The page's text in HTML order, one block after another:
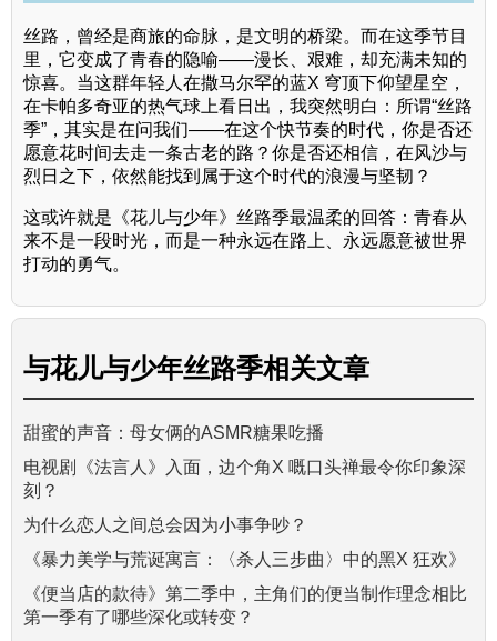
丝路，曾经是商旅的命脉，是文明的桥梁。而在这季节目
里，它变成了青春的隐喻——漫长、艰难，却充满未知的
惊喜。当这群年轻人在撒马尔罕的蓝X 穹顶下仰望星空，
在卡帕多奇亚的热气球上看日出，我突然明白：所谓“丝路
季”，其实是在问我们——在这个快节奏的时代，你是否还
愿意花时间去走一条古老的路？你是否还相信，在风沙与
烈日之下，依然能找到属于这个时代的浪漫与坚韧？
这或许就是《花儿与少年》丝路季最温柔的回答：青春从
来不是一段时光，而是一种永远在路上、永远愿意被世界
打动的勇气。
与花儿与少年丝路季相关文章
甜蜜的声音：母女俩的ASMR糖果吃播
电视剧《法言人》入面，边个角X 嘅口头禅最令你印象深
刻？
为什么恋人之间总会因为小事争吵？
《暴力美学与荒诞寓言：〈杀人三步曲〉中的黑X 狂欢》
《便当店的款待》第二季中，主角们的便当制作理念相比
第一季有了哪些深化或转变？